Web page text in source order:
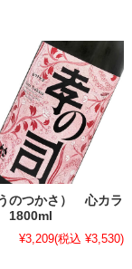
のつかさ） 心カラ
¥3,209(税込 ¥3,530)